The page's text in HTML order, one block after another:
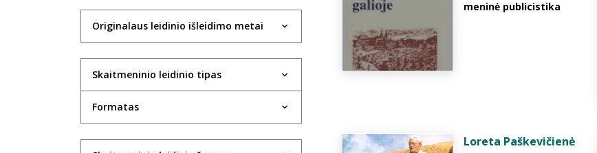
Jūratė Adomaitytė
Violeta Agejeva
Rima Aidietė
UAB Aktida
Originalaus leidinio išleidimo metai
Skaitmeninio leidinio tipas
Formatas
meninė publicistika
Loreta Paškevičienė